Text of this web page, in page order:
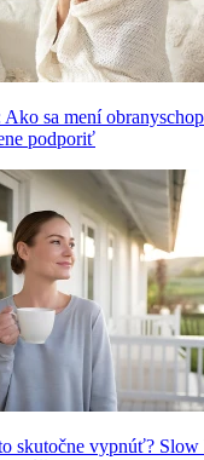
sa mení
podporiť
skutočne vypnúť?